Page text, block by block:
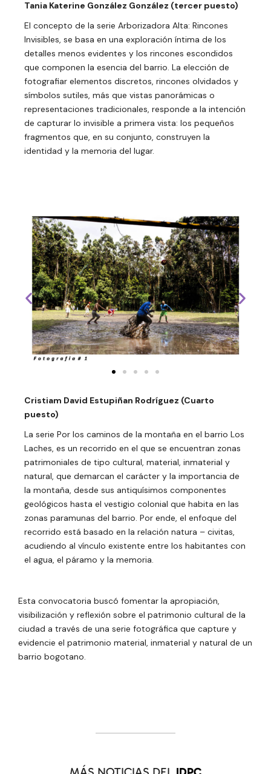
Tania Katerine González González (tercer puesto)
El concepto de la serie Arborizadora Alta: Rincones
Invisibles, se basa en una exploración íntima de los
detalles menos evidentes y los rincones escondidos
que componen la esencia del barrio. La elección de
fotografiar elementos discretos, rincones olvidados y
símbolos sutiles, más que vistas panorámicas o
representaciones tradicionales, responde a la intención
de capturar lo invisible a primera vista: los pequeños
fragmentos que, en su conjunto, construyen la
identidad y la memoria del lugar.
Cristiam David Estupiñan Rodríguez (Cuarto
puesto)
La serie Por los caminos de la montaña en el barrio Los
Laches, es un recorrido en el que se encuentran zonas
patrimoniales de tipo cultural, material, inmaterial y
natural, que demarcan el carácter y la importancia de
la montaña, desde sus antiquísimos componentes
geológicos hasta el vestigio colonial que habita en las
zonas paramunas del barrio. Por ende, el enfoque del
recorrido está basado en la relación natura – civitas,
acudiendo al vínculo existente entre los habitantes con
el agua, el páramo y la memoria.
Esta convocatoria buscó fomentar la apropiación,
visibilización y reflexión sobre el patrimonio cultural de la
ciudad a través de una serie fotográfica que capture y
evidencie el patrimonio material, inmaterial y natural de un
barrio bogotano.